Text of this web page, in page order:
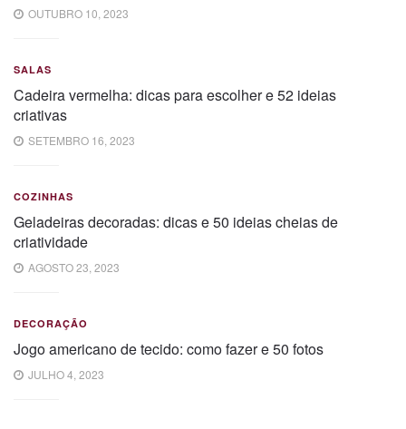
OUTUBRO 10, 2023
SALAS
Cadeira vermelha: dicas para escolher e 52 ideias
criativas
SETEMBRO 16, 2023
COZINHAS
Geladeiras decoradas: dicas e 50 ideias cheias de
criatividade
AGOSTO 23, 2023
DECORAÇÃO
Jogo americano de tecido: como fazer e 50 fotos
JULHO 4, 2023